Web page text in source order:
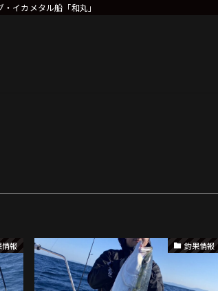
イカメタル船「和丸」
情報 釣果情報